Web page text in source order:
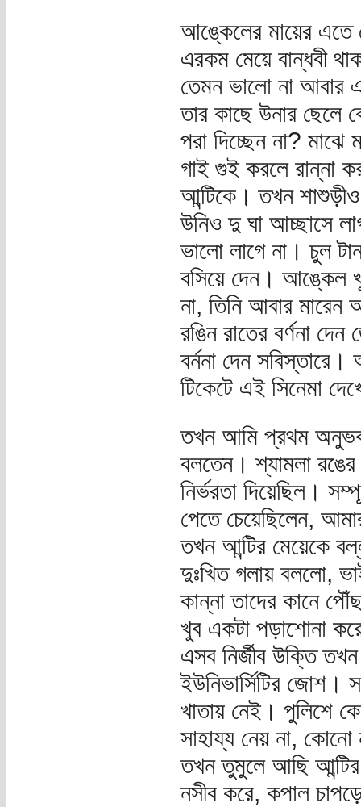
আঙ্কেলের মায়ের এতে
এরকম মেয়ে বান্ধবী
তেমন ভালো না আবার
তার কাছে উনার ছেলে
পরা দিচ্ছেন না? মাঝে
গাই গুই করলে রান্না
আন্টিকে। তখন
উনিও দু ঘা আচ্ছাসে
ভালো লাগে না। চুল
বসিয়ে দেন। আঙ্কেল
না, তিনি আবার মারেন
রঙিন রাতের বর্ণনা
বর্ননা দেন
টিকেটে এই সিনেমা
তখন আমি প্রথম অনুভব
বলতেন। শ্যামলা
নির্ভরতা দিয়েছিল।
পেতে চেয়েছিলেন,
তখন আন্টির মেয়েকে
দুঃখিত গলায় বললো,
কান্না তাদের কানে
খুব একটা পড়াশোনা
এসব নির্জীব উক্তি
ইউনিভার্সিটির জোশ।
খাতায় নেই। পুলিশে
সাহায্য নেয় না, কোনো
তখন তুমুলে আছি
নসীব করে, কপাল